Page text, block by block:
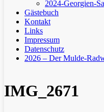
2024-Georgien-
Gästebuch
Kontakt
Links
Impressum
Datenschutz
2026 – Der Mulde-
IMG_2671